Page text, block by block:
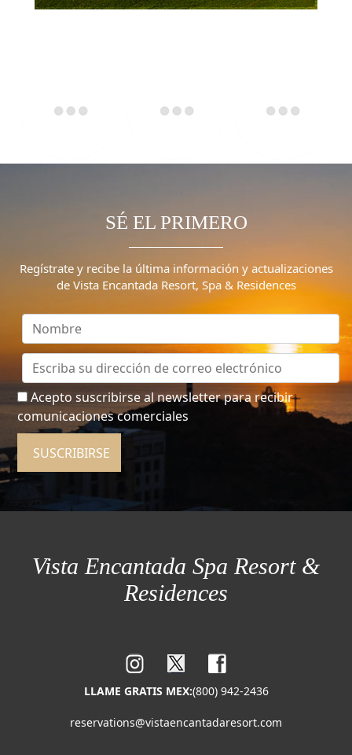
SÉ EL PRIMERO
Regístrate y recibe la última información y actualizaciones
de Vista Encantada Resort, Spa & Residences
Acepto suscribirse al newsletter para recibir
comunicaciones comerciales
SUSCRIBIRSE
Vista Encantada Spa Resort &
Residences
LLAME GRATIS MEX:(800) 942-2436
reservations@vistaencantadaresort.com